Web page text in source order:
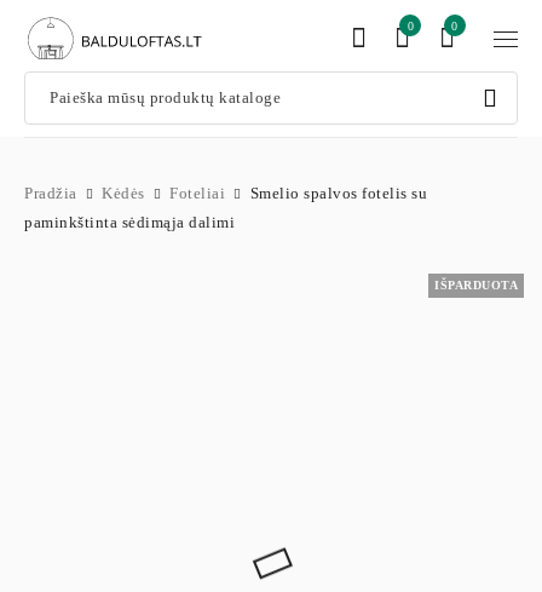
0
0
Pradžia Kėdės Foteliai
Smelio spalvos fotelis su
paminkštinta sėdimąja dalimi
IŠPARDUOTA